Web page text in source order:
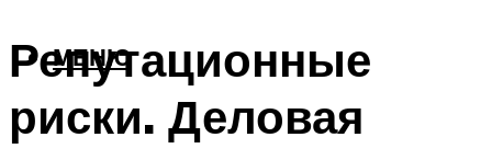
МЕНЮ
Репутационные
риски. Деловая